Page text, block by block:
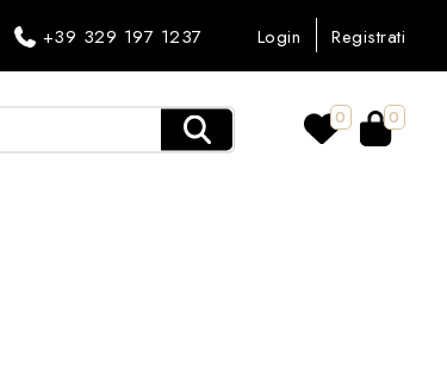
+39 329 197 1237 Login Registrati
0 0